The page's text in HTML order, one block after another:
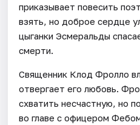
приказывает повесить
взять, но доброе сердце
цыганки Эсмеральды
смерти.
Священник Клод Фролло
отвергает его любовь.
схватить несчастную, но
во главе с офицером